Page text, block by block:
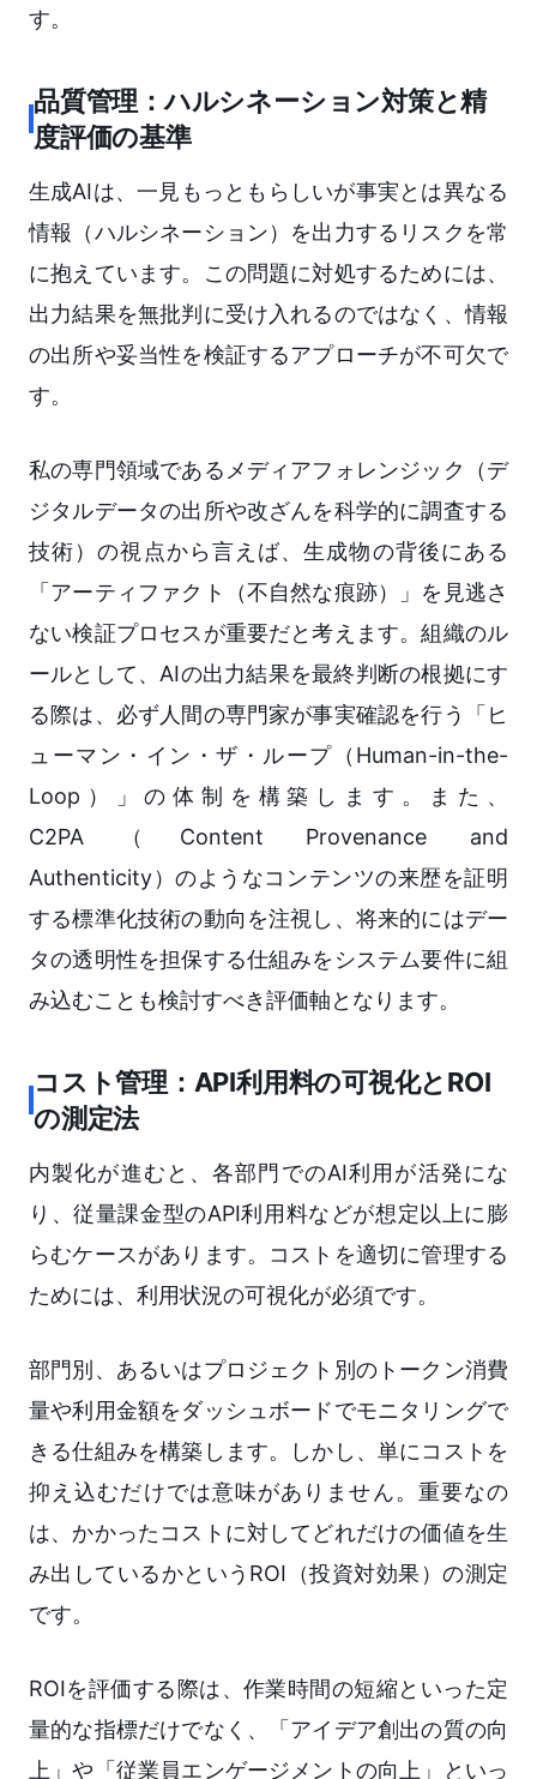
す。
品質管理：ハルシネーション対策と精
度評価の基準
生成AIは、一見もっともらしいが事実とは異なる
情報（ハルシネーション）を出力するリスクを常
に抱えています。この問題に対処するためには、
出力結果を無批判に受け入れるのではなく、情報
の出所や妥当性を検証するアプローチが不可欠で
す。
私の専門領域であるメディアフォレンジック（デ
ジタルデータの出所や改ざんを科学的に調査する
技術）の視点から言えば、生成物の背後にある
「アーティファクト（不自然な痕跡）」を見逃さ
ない検証プロセスが重要だと考えます。組織のル
ールとして、AIの出力結果を最終判断の根拠にす
る際は、必ず人間の専門家が事実確認を行う「ヒ
ューマン・イン・ザ・ループ（Human-in-the-
Loop）」の体制を構築します。また、
C2PA（Content Provenance and
Authenticity）のようなコンテンツの来歴を証明
する標準化技術の動向を注視し、将来的にはデー
タの透明性を担保する仕組みをシステム要件に組
み込むことも検討すべき評価軸となります。
コスト管理：API利用料の可視化とROI
の測定法
内製化が進むと、各部門でのAI利用が活発にな
り、従量課金型のAPI利用料などが想定以上に膨
らむケースがあります。コストを適切に管理する
ためには、利用状況の可視化が必須です。
部門別、あるいはプロジェクト別のトークン消費
量や利用金額をダッシュボードでモニタリングで
きる仕組みを構築します。しかし、単にコストを
抑え込むだけでは意味がありません。重要なの
は、かかったコストに対してどれだけの価値を生
み出しているかというROI（投資対効果）の測定
です。
ROIを評価する際は、作業時間の短縮といった定
量的な指標だけでなく、「アイデア創出の質の向
上」や「従業員エンゲージメントの向上」といっ